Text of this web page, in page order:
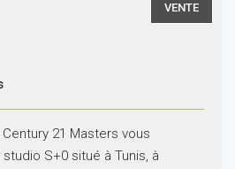
VENTE
21 Masters vous
S+0 situé à Tunis, à